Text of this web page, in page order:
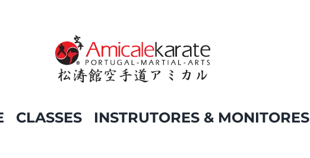
CLASSES INSTRUTORES & MONITORES